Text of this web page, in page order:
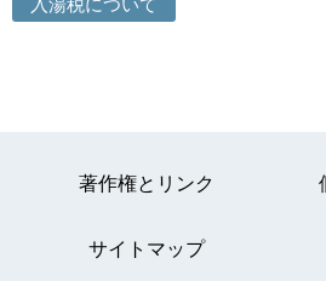
入湯税について
著作権とリンク
サイトマップ